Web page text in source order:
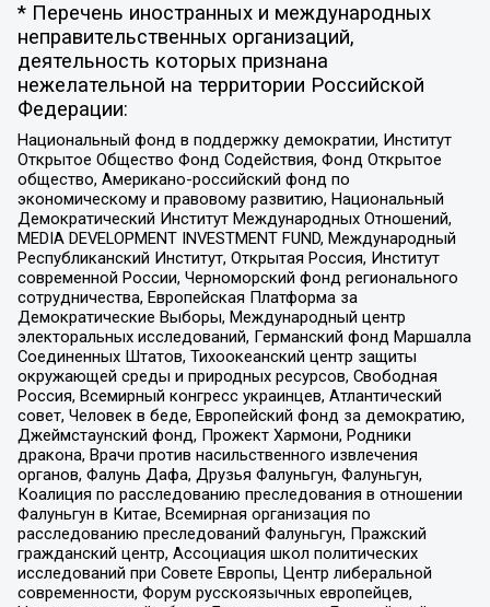
* Перечень иностранных и международных
неправительственных организаций,
деятельность которых признана
нежелательной на территории Российской
Федерации:
Национальный фонд в поддержку демократии, Институт
Открытое Общество Фонд Содействия, Фонд Открытое
общество, Американо-российский фонд по
экономическому и правовому развитию, Национальный
Демократический Институт Международных Отношений,
MEDIA DEVELOPMENT INVESTMENT FUND, Международный
Республиканский Институт, Открытая Россия, Институт
современной России, Черноморский фонд регионального
сотрудничества, Европейская Платформа за
Демократические Выборы, Международный центр
электоральных исследований, Германский фонд Маршалла
Соединенных Штатов, Тихоокеанский центр защиты
окружающей среды и природных ресурсов, Свободная
Россия, Всемирный конгресс украинцев, Атлантический
совет, Человек в беде, Европейский фонд за демократию,
Джеймстаунский фонд, Прожект Хармони, Родники
дракона, Врачи против насильственного извлечения
органов, Фалунь Дафа, Друзья Фалуньгун, Фалуньгун,
Коалиция по расследованию преследования в отношении
Фалуньгун в Китае, Всемирная организация по
расследованию преследований Фалуньгун, Пражский
гражданский центр, Ассоциация школ политических
исследований при Совете Европы, Центр либеральной
современности, Форум русскоязычных европейцев,